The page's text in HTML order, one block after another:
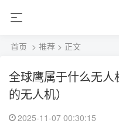
首页 > 推荐 > 正文
全球鹰属于什么无
的无人机）
2025-11-07 00:30:15